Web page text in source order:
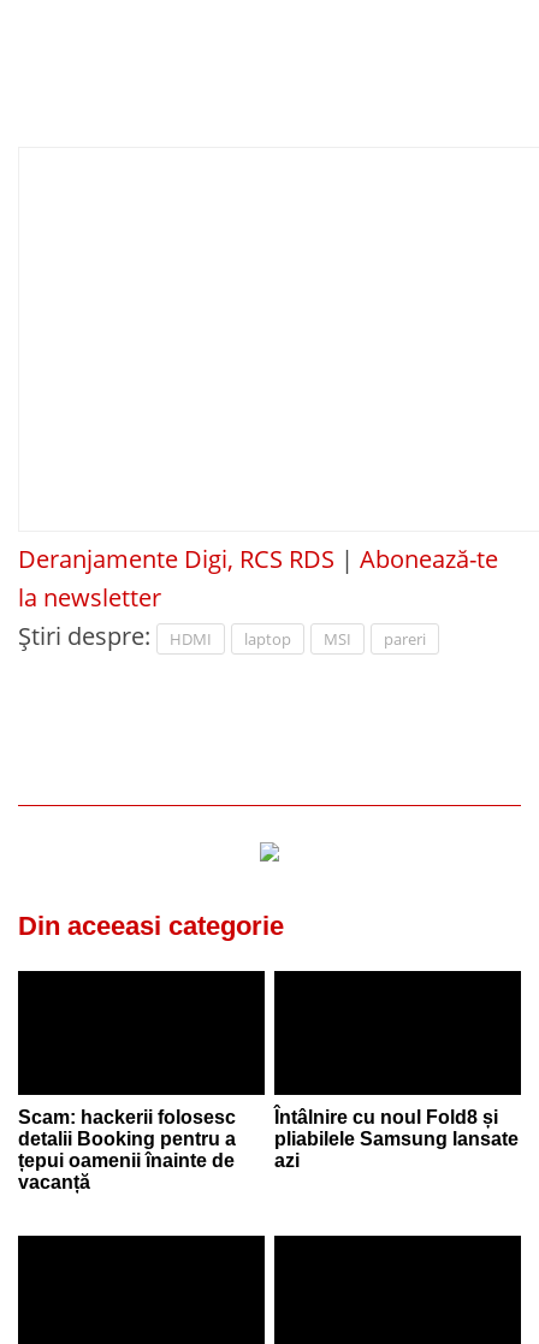
Deranjamente Digi, RCS RDS | Abonează-te
la newsletter
Știri despre:
HDMI laptop MSI pareri
Din aceeasi categorie
Scam: hackerii folosesc
detalii Booking pentru a
țepui oamenii înainte de
vacanță
Întâlnire cu noul Fold8 și
pliabilele Samsung lansate
azi